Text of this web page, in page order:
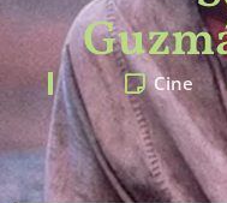
Cine